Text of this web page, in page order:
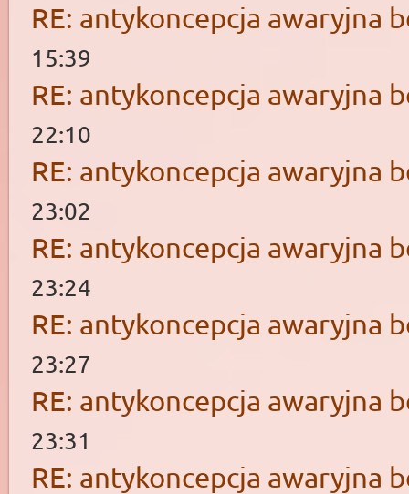
RE: antykoncepcja awaryjna
15:39
RE: antykoncepcja awaryjna
22:10
RE: antykoncepcja awaryjna
23:02
RE: antykoncepcja awaryjna
23:24
RE: antykoncepcja awaryjna
23:27
RE: antykoncepcja awaryjna
23:31
RE: antykoncepcja awaryjna